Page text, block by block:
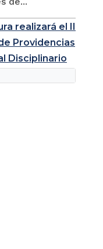
realizará el II
Providencias
Disciplinario